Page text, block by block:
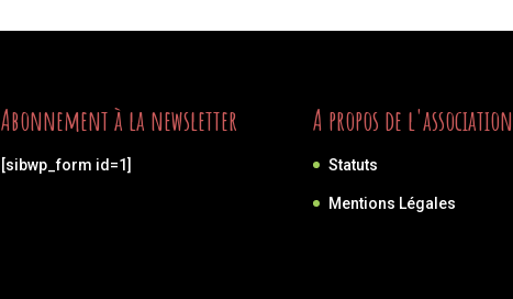
Abonnement à la newsletter
[sibwp_form id=1]
A propos de l'association
Statuts
Mentions Légales